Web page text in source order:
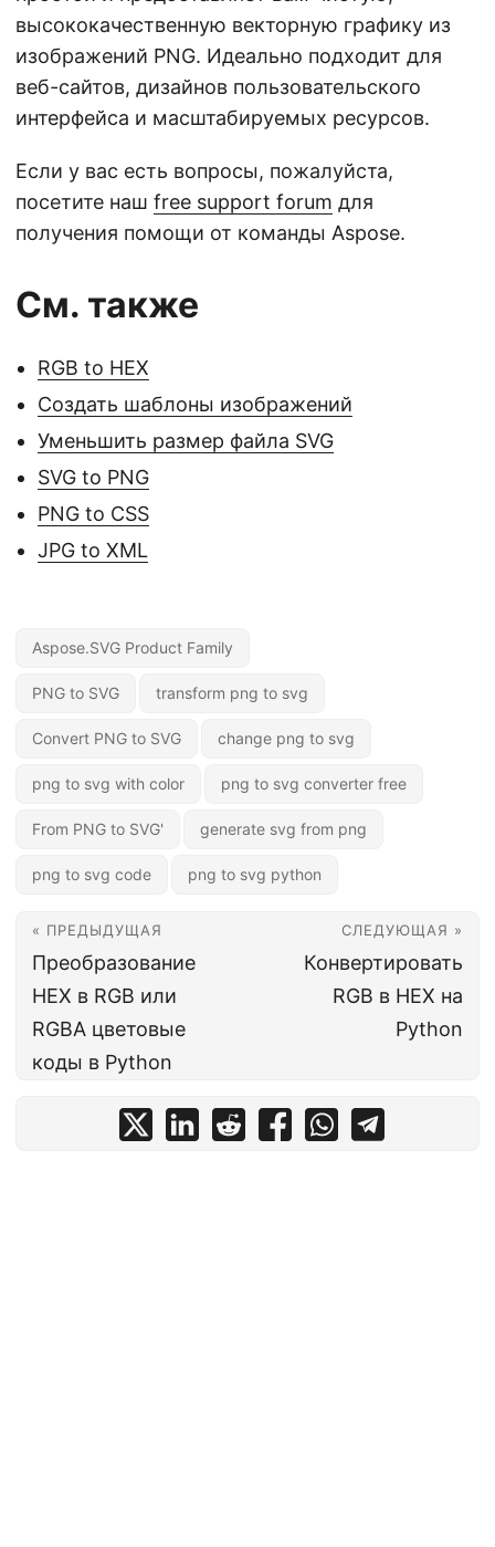
высококачественную векторную графику из
изображений PNG. Идеально подходит для
веб-сайтов, дизайнов пользовательского
интерфейса и масштабируемых ресурсов.
Если у вас есть вопросы, пожалуйста,
посетите наш free support forum для
получения помощи от команды Aspose.
См. также
RGB to HEX
Создать шаблоны изображений
Уменьшить размер файла SVG
SVG to PNG
PNG to CSS
JPG to XML
Aspose.SVG Product Family
PNG to SVG transform png to svg
Convert PNG to SVG change png to svg
png to svg with color png to svg converter free
From PNG to SVG' generate svg from png
png to svg code png to svg python
« ПРЕДЫДУЩАЯ
Преобразование
HEX в RGB или
RGBA цветовые
коды в Python
СЛЕДУЮЩАЯ »
Конвертировать
RGB в HEX на
Python